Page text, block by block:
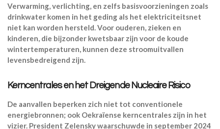
Verwarming, verlichting, en zelfs basisvoorzieningen zoals
drinkwater komen in het geding als het elektriciteitsnet
niet kan worden hersteld. Voor ouderen, zieken en
kinderen, die bijzonder kwetsbaar zijn voor de koude
wintertemperaturen, kunnen deze stroomuitvallen
levensbedreigend zijn.
Kerncentrales en het Dreigende Nucleaire Risico
De aanvallen beperken zich niet tot conventionele
energiebronnen; ook Oekraïense kerncentrales zijn in het
vizier. President Zelensky waarschuwde in september 2024